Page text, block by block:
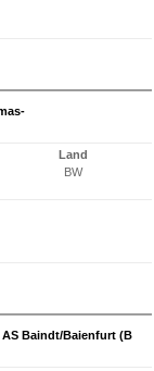
Land
BW
Baindt/Baienfurt (B